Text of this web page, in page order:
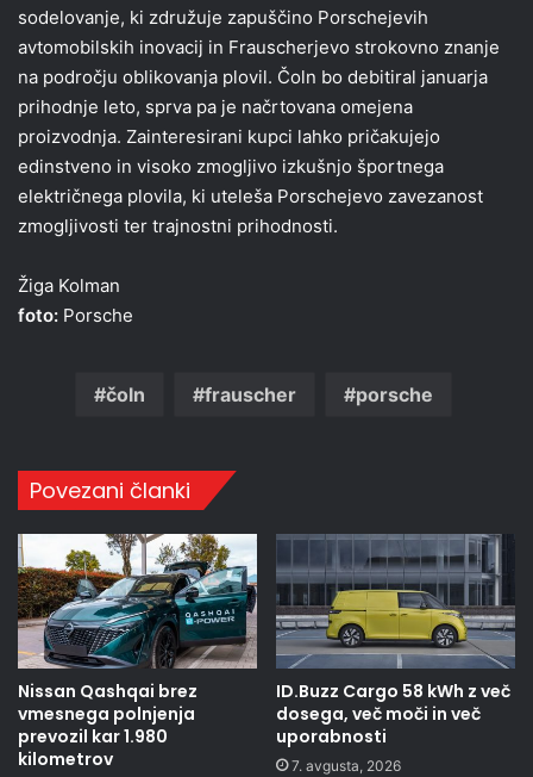
sodelovanje, ki združuje zapuščino Porschejevih
avtomobilskih inovacij in Frauscherjevo strokovno znanje
na področju oblikovanja plovil. Čoln bo debitiral januarja
prihodnje leto, sprva pa je načrtovana omejena
proizvodnja. Zainteresirani kupci lahko pričakujejo
edinstveno in visoko zmogljivo izkušnjo športnega
električnega plovila, ki uteleša Porschejevo zavezanost
zmogljivosti ter trajnostni prihodnosti.
Žiga Kolman
foto: Porsche
čoln frauscher porsche
Povezani članki
Nissan Qashqai brez
vmesnega polnjenja
prevozil kar 1.980
kilometrov
ID.Buzz Cargo 58 kWh z več
dosega, več moči in več
uporabnosti
7. avgusta, 2026